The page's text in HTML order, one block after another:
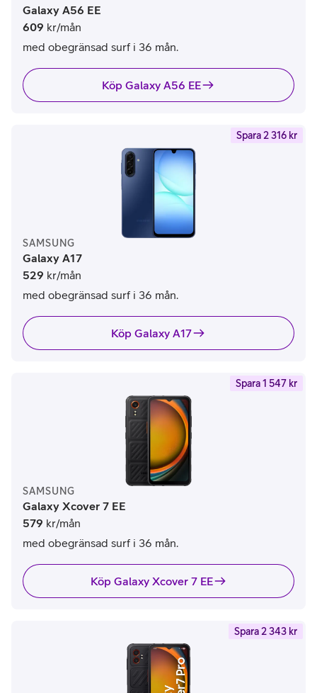
Galaxy A56 EE
609 kr/mån
med obegränsad surf i 36 mån.
Köp Galaxy A56 EE
Spara 2 316 kr
SAMSUNG
Galaxy A17
529 kr/mån
med obegränsad surf i 36 mån.
Köp Galaxy A17
Spara 1 547 kr
SAMSUNG
Galaxy Xcover 7 EE
579 kr/mån
med obegränsad surf i 36 mån.
Köp Galaxy Xcover 7 EE
Spara 2 343 kr